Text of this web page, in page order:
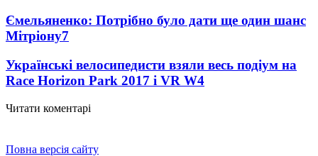
Ємельяненко: Потрібно було дати ще один шанс
Мітріону7
Українські велосипедисти взяли весь подіум на
Race Horizon Park 2017 і VR W4
Читати коментарі
Повна версія сайту